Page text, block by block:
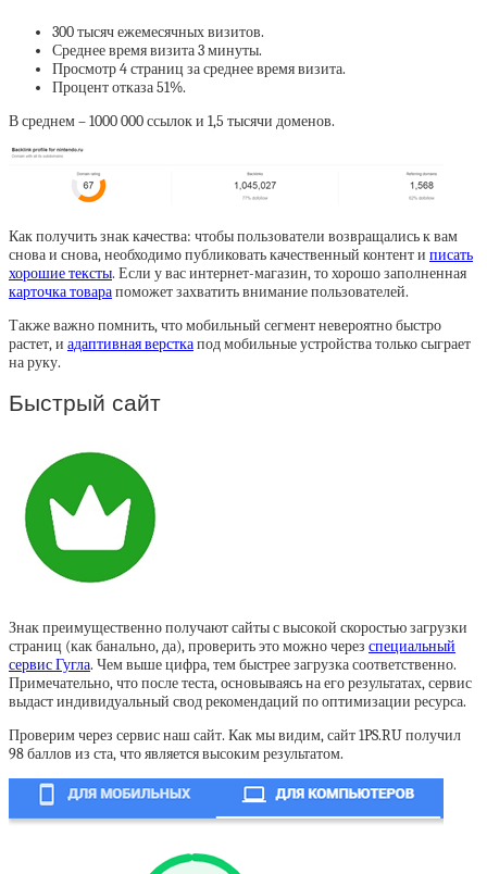
300 тысяч ежемесячных визитов.
Среднее время визита 3 минуты.
Просмотр 4 страниц за среднее время визита.
Процент отказа 51%.
В среднем – 1000 000 ссылок и 1,5 тысячи доменов.
Как получить знак качества: чтобы пользователи возвращались к вам
снова и снова, необходимо публиковать качественный контент и писать
хорошие тексты. Если у вас интернет-магазин, то хорошо заполненная
карточка товарапоможет захватить внимание пользователей.
Также важно помнить, что мобильный сегмент невероятно быстро
растет, и адаптивная версткапод мобильные устройства только сыграет
на руку.
Быстрый сайт
Знак преимущественно получают сайты с высокой скоростью загрузки
страниц (как банально, да), проверить это можно через специальный
сервис Гугла. Чем выше цифра, тем быстрее загрузка соответственно.
Примечательно, что после теста, основываясь на его результатах, сервис
выдаст индивидуальный свод рекомендаций по оптимизации ресурса.
Проверим через сервис наш сайт. Как мы видим, сайт 1PS.RU получил
98 баллов из ста, что является высоким результатом.